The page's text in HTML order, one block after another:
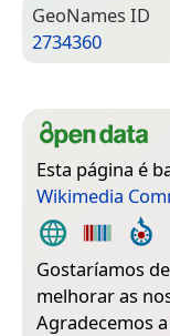
Geo­Names ID
2734360
Esta página é
Wikimedia
Gostaríamos
melhorar as
Agradecemos